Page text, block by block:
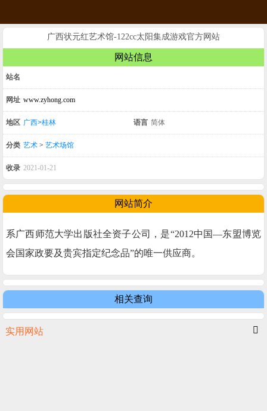
广西状元红艺术馆-122cc太阳集成游戏官方网站
网站信息
站名
网址 www.zyhong.com
地区 广西>桂林 语言 简体
分类 艺术 > 艺术场馆
收录 2021-01-21
网站简介
系广西师范大学出版社全资子公司，是“2012中国—东盟博览
会国家政要及贵宾指定纪念品”的唯一供应商。
相关查询
实用网站